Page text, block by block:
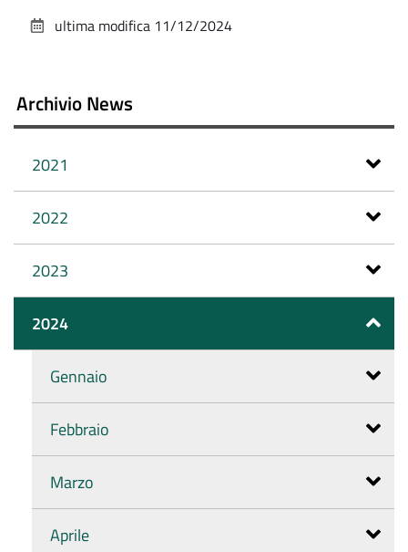
documento
ultima modifica 11/12/2024
Archivio News
2021
2022
2023
2024
Gennaio
Febbraio
Marzo
Aprile